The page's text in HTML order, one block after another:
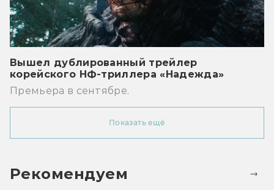
Вышел дублированный трейлер
корейского НФ-триллера «Надежда»
Премьера в сентябре.
Показать ещё
Рекомендуем